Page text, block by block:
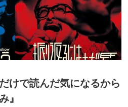
けで読んだ気になるから
』